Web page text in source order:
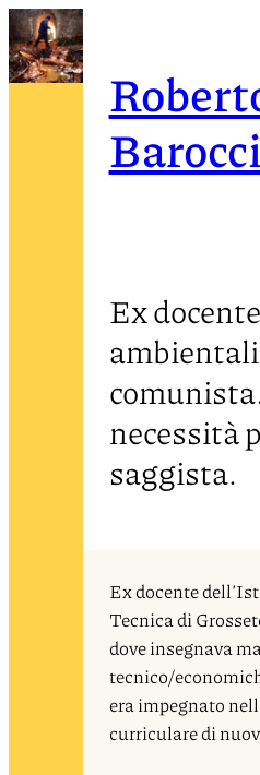
Barocci
Ex
necessità
saggista.
Ex docente
Tecnica di
dove insegnava
tecnico/
era impegnato
curriculare di